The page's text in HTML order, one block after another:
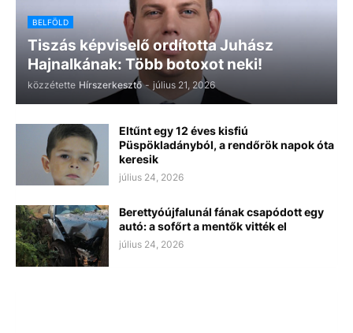
BELFÖLD
Tiszás képviselő ordította Juhász
Hajnalkának: Több botoxot neki!
közzétette Hírszerkesztő - július 21, 2026
Eltűnt egy 12 éves kisfiú
Püspökladányból, a rendőrök napok óta
keresik
július 24, 2026
Berettyóújfalunál fának csapódott egy
autó: a sofőrt a mentők vitték el
július 24, 2026